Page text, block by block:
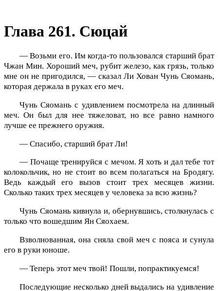
Глава 261. Сюцай
— Возьми его. Им когда-то пользовался старший брат
Чжан Мин. Хороший меч, рубит железо, как грязь, только
мне он не пригодился, — сказал Ли Хован Чунь Сяомань,
которая держала в руках его меч.
Чунь Сяомань с удивлением посмотрела на длинный
меч. Он был для нее тяжеловат, но все равно намного
лучше ее прежнего оружия.
— Спасибо, старший брат Ли!
— Почаще тренируйся с мечом. Я хоть и дал тебе тот
колокольчик, но не стоит во всем полагаться на Бродягу.
Ведь каждый его вызов стоит трех месяцев жизни.
Сколько таких трех месяцев у человека за всю жизнь?
Чунь Сяомань кивнула и, обернувшись, столкнулась с
только что вошедшим Ян Сяохаем.
Взволнованная, она сняла свой меч с пояса и сунула
его в руки юноше.
— Теперь этот меч твой! Пошли, попрактикуемся!
Последующие несколько дней выдались на удивление